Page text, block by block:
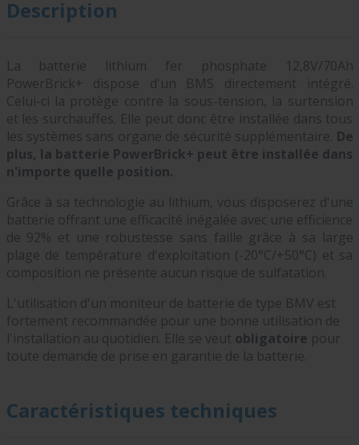
Description
La batterie lithium fer phosphate 12,8V/70Ah
PowerBrick+ dispose d'un BMS directement intégré.
Celui-ci la protège contre la sous-tension, la surtension
et les surchauffes. Elle peut donc être installée dans tous
les systèmes sans organe de sécurité supplémentaire. De
plus, la batterie PowerBrick+ peut être installée dans
n'importe quelle position.
Grâce à sa technologie au lithium, vous disposerez d'une
batterie offrant une efficacité inégalée avec une efficience
de 92% et une robustesse sans faille grâce à sa large
plage de température d'exploitation (-20°C/+50°C) et sa
composition ne présente aucun risque de sulfatation.
L'utilisation d'un moniteur de batterie de type BMV est
fortement recommandée pour une bonne utilisation de
l'installation au quotidien. Elle se veut obligatoire pour
toute demande de prise en garantie de la batterie.
Caractéristiques techniques